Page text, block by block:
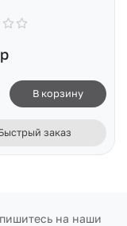
В корзину
заказ
на наши